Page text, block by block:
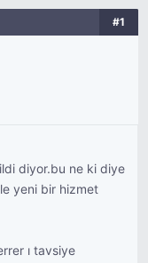
#1
diyor.bu ne ki diye
yeni bir hizmet
ı tavsiye